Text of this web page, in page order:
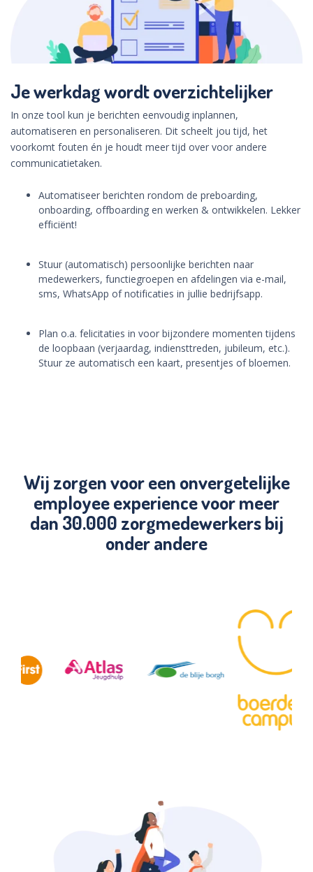
Je werkdag wordt overzichtelijker
In onze tool kun je berichten eenvoudig inplannen,
automatiseren en personaliseren. Dit scheelt jou tijd, het
voorkomt fouten én je houdt meer tijd over voor andere
communicatietaken.
Automatiseer berichten rondom de preboarding,
onboarding, offboarding en werken & ontwikkelen. Lekker
efficiënt!
Stuur (automatisch) persoonlijke berichten naar
medewerkers, functiegroepen en afdelingen via e-mail,
sms, WhatsApp of notificaties in jullie bedrijfsapp.
Plan o.a. felicitaties in voor bijzondere momenten tijdens
de loopbaan (verjaardag, indiensttreden, jubileum, etc.).
Stuur ze automatisch een kaart, presentjes of bloemen.
Wij zorgen voor een onvergetelijke
employee experience voor meer
dan 30.000 zorgmedewerkers bij
onder andere